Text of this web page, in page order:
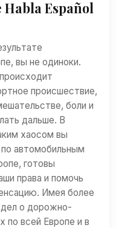
Habla Español
вы не одиноки.
происшествие,
боли и
дальше. В
хаосом вы
автомобильным
готовы
права и помочь
Имея более
о дорожно-
по всей Европе и в